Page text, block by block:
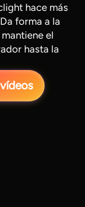
hace más
forma a la
el
hasta la